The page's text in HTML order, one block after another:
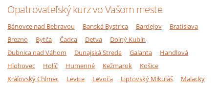
Opatrovateľský kurz vo Vašom meste
Bánovce nad Bebravou Banská Bystrica Bardejov
Bratislava
Brezno
Bytča Čadca Detva
Dolný Kubín
Dubnica nad Váhom
Dunajská Streda Galanta
Handlová
Hlohovec
Holíč Humenné Kežmarok
Košice
Kráľovský Chlmec
Levice Levoča Liptovský Mikuláš
Malacky